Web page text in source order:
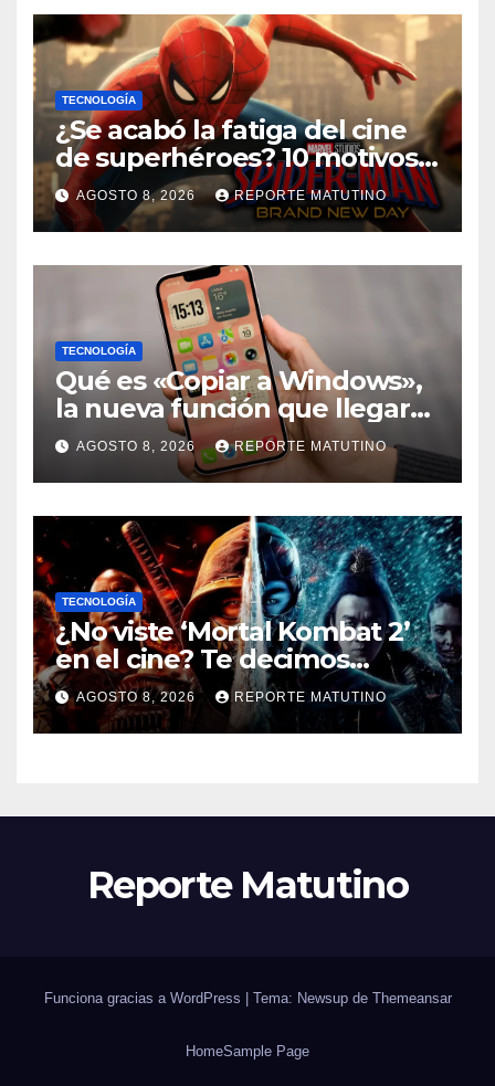
TECNOLOGÍA
¿Se acabó la fatiga del cine
de superhéroes? 10 motivos
por los que ‘Spider-Man:
Brand New Day» desmiente
esa teoría
AGOSTO 8, 2026 REPORTE MATUTINO
TECNOLOGÍA
Qué es «Copiar a Windows»,
la nueva función que llegará
al iPhone solo para Europa
AGOSTO 8, 2026 REPORTE MATUTINO
TECNOLOGÍA
¿No viste ‘Mortal Kombat 2’
en el cine? Te decimos
dónde verla en streaming
ahora mismo y te damos tres
razones para hacerlo
AGOSTO 8, 2026 REPORTE MATUTINO
Reporte Matutino
Funciona gracias a WordPress Tema: Newsup de Themeansar
HomeSample Page